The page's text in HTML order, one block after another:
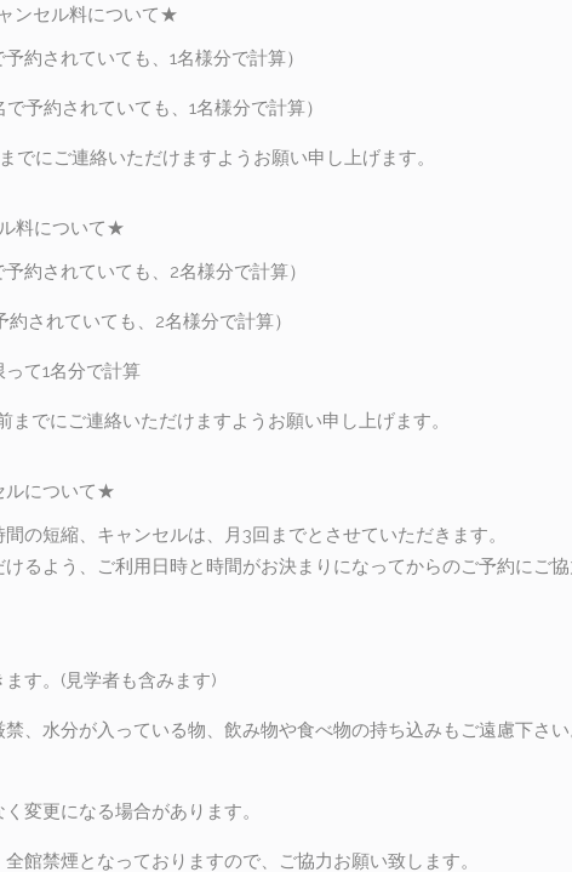
ンセル料について★
約されていても、1名様分で計算）
予約されていても、1名様分で計算）
でにご連絡いただけますようお願い申し上げます。
料について★
約されていても、2名様分で計算）
されていても、2名様分で計算）
て1名分で計算
までにご連絡いただけますようお願い申し上げます。
ルについて★
の短縮、キャンセルは、月3回までとさせていただきます。
るよう、ご利用日時と時間がお決まりになってからのご予約にご協
す。(見学者も含みます)
、水分が入っている物、飲み物や食べ物の持ち込みもご遠慮下さい
変更になる場合があります。
館禁煙となっておりますので、ご協力お願い致します。